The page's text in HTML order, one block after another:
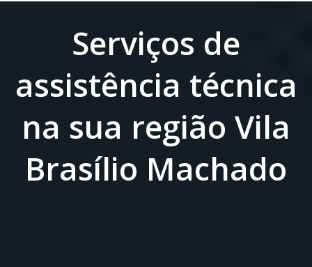
Serviços de
assistência técnica
na sua região Vila
Brasílio Machado